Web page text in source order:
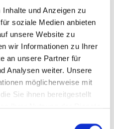
und Anzeigen zu
soziale Medien anbieten
unsere Website zu
wir Informationen zu Ihrer
an unsere Partner für
Analysen weiter. Unsere
möglicherweise mit
Sie ihnen bereitgestellt
Weiß